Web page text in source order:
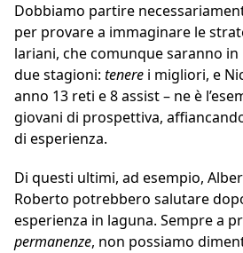
Dobbiamo partire
per provare a immaginare le
lariani, che comunque saranno
due stagioni: tenere i migliori, e
anno 13 reti e 8 assist – ne è
giovani di prospettiva,
di esperienza.
Di questi ultimi, ad esempio,
Roberto potrebbero salutare
esperienza in laguna. Sempre a
permanenze, non possiamo